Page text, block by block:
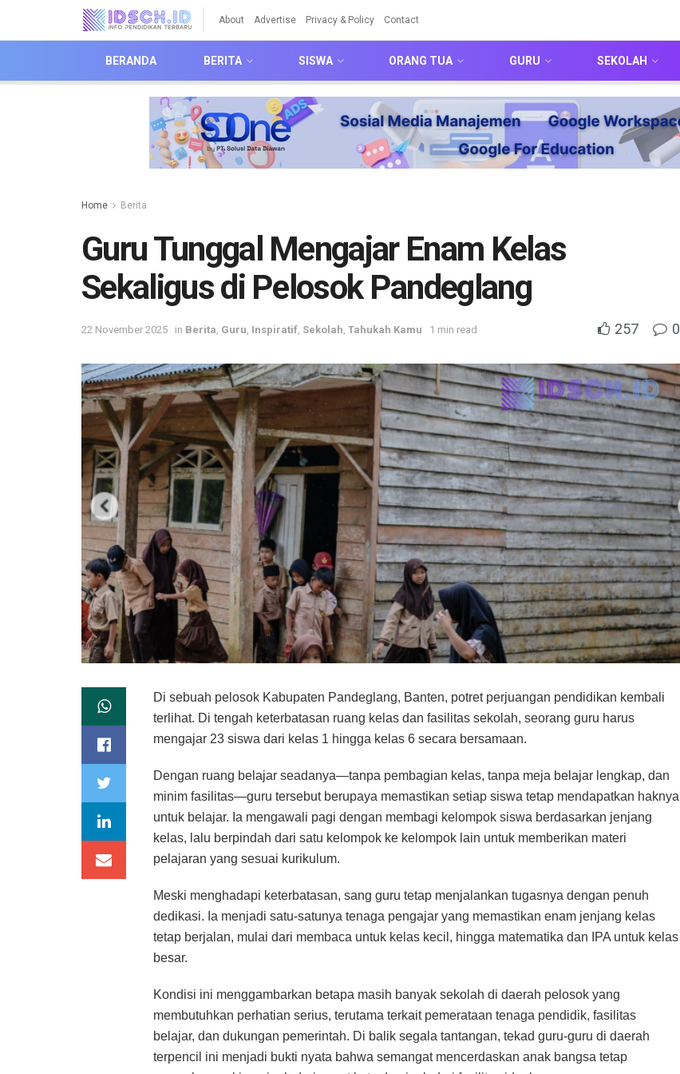
About Advertise Privacy & Policy Contact
BERANDA BERITA SISWA ORANG TUA GURU SEKOLAH
Home Berita
Guru Tunggal Mengajar Enam Kelas
Sekaligus di Pelosok Pandeglang
22 November 2025 in Berita Guru Inspiratif Sekolah Tahukah Kamu 1 min read 257 0
Di sebuah pelosok Kabupaten Pandeglang, Banten, potret perjuangan pendidikan kembali
terlihat. Di tengah keterbatasan ruang kelas dan fasilitas sekolah, seorang guru harus
mengajar 23 siswa dari kelas 1 hingga kelas 6 secara bersamaan.
Dengan ruang belajar seadanya—tanpa pembagian kelas, tanpa meja belajar lengkap, dan
minim fasilitas—guru tersebut berupaya memastikan setiap siswa tetap mendapatkan haknya
untuk belajar. Ia mengawali pagi dengan membagi kelompok siswa berdasarkan jenjang
kelas, lalu berpindah dari satu kelompok ke kelompok lain untuk memberikan materi
pelajaran yang sesuai kurikulum.
Meski menghadapi keterbatasan, sang guru tetap menjalankan tugasnya dengan penuh
dedikasi. Ia menjadi satu-satunya tenaga pengajar yang memastikan enam jenjang kelas
tetap berjalan, mulai dari membaca untuk kelas kecil, hingga matematika dan IPA untuk kelas
besar.
Kondisi ini menggambarkan betapa masih banyak sekolah di daerah pelosok yang
membutuhkan perhatian serius, terutama terkait pemerataan tenaga pendidik, fasilitas
belajar, dan dukungan pemerintah. Di balik segala tantangan, tekad guru-guru di daerah
terpencil ini menjadi bukti nyata bahwa semangat mencerdaskan anak bangsa tetap